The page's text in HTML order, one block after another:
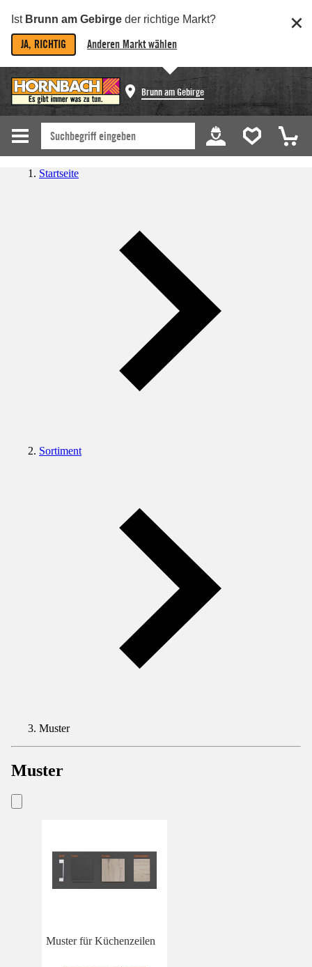
Ist Brunn am Gebirge der richtige Markt?
JA, RICHTIG Anderen Markt wählen
Brunn am Gebirge
Startseite
Sortiment
Muster
Muster
Muster für Küchenzeilen